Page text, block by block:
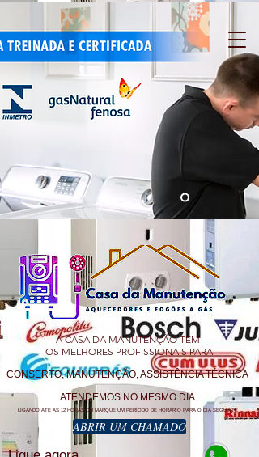
A CASA DA MANUTENÇÃO TEM
OS MELHORES PROFISSIONAIS PARA
CONSERTO, MANUTENÇÃO, ASSISTÊNCIA TÉCNICA
ATENDEMOS NO MESMO DIA
LIGANDO ATE AS 12 HORAS OU MARQUE UM PERÍODO DE HORÁRIO PARA O DIA SEGUINTE
ABRIR UM CHAMADO